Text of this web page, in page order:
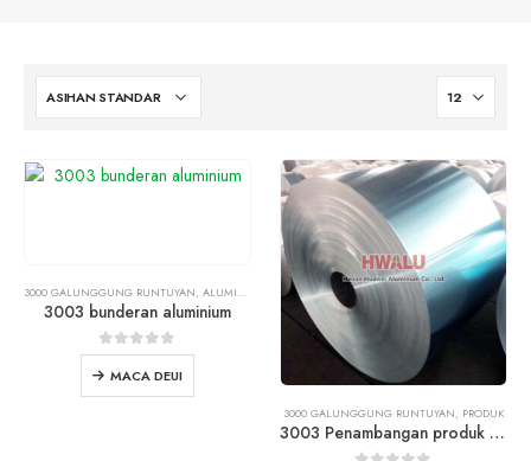
3000 GALUNGGUNG RUNTUYAN, ALUMINIUM CIRCLE
3003 bunderan aluminium
0ti 5
MACA DEUI
3000 GALUNGGUNG RUNTUYAN, PRODUK
3003 Penambangan produk Aluminum